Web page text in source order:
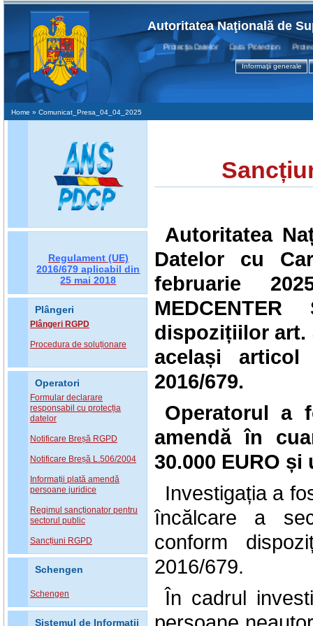
Autoritatea Naţională de
Protecţia Datelor Data Protection Protection
Informaţii generale
Home » Comunicat_Presa_04_04_2025
Regulament (UE)
2016/679 aplicabil din
25 mai 2018
Plângeri
Plângeri RGPD
Procedura de soluționare
Operatori
Formular declarare
responsabil cu protecția
datelor
Notificare Breșă RGPD
Notificare Breșă L.506/2004
Informații plată amendă
persoane juridice
Regimul sancționator pentru
sectorul public
Sancțiuni RGPD
Schengen
Schengen
Sistemul de Informatii
Autoritatea
Datelor cu
februarie
dispozițiilor art.
același
2016/679.
Operatorul a
amendă în
30.000 EURO
Investigația a
încălcare a
conform
2016/679.
În cadrul